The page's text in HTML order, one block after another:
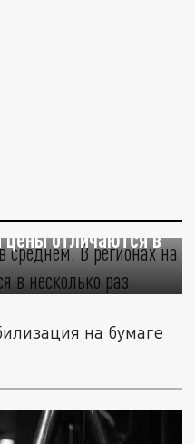
в среднем. В
цены отличаются в
на бумаге